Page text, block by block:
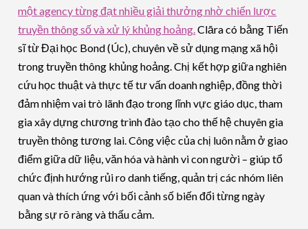
một agency từng đạt nhiều giải thưởng nhờ chiến lược
truyền thông số và xử lý khủng hoảng. Clāra có bằng Tiến
sĩ từ Đại học Bond (Úc), chuyên về sử dụng mạng xã hội
trong truyền thông khủng hoảng. Chị kết hợp giữa nghiên
cứu học thuật và thực tế tư vấn doanh nghiệp, đồng thời
đảm nhiệm vai trò lãnh đạo trong lĩnh vực giáo dục, tham
gia xây dựng chương trình đào tạo cho thế hệ chuyên gia
truyền thông tương lai. Công việc của chị luôn nằm ở giao
điểm giữa dữ liệu, văn hóa và hành vi con người – giúp tổ
chức định hướng rủi ro danh tiếng, quản trị các nhóm liên
quan và thích ứng với bối cảnh số biến đổi từng ngày
bằng sự rõ ràng và thấu cảm.